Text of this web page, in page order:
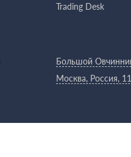
Trading Desk
Большой
Москва, Россия,